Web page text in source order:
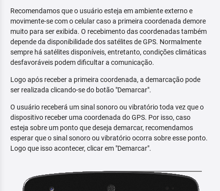
Recomendamos que o usuário esteja em ambiente externo e
movimente-se com o celular caso a primeira coordenada demore
muito para ser exibida. O recebimento das coordenadas também
depende da disponibilidade dos satélites de GPS. Normalmente
sempre há satélites disponíveis, entretanto, condições climáticas
desfavoráveis podem dificultar a comunicação.
Logo após receber a primeira coordenada, a demarcação pode
ser realizada clicando-se do botão "Demarcar".
O usuário receberá um sinal sonoro ou vibratório toda vez que o
dispositivo receber uma coordenada do GPS. Por isso, caso
esteja sobre um ponto que deseja demarcar, recomendamos
esperar que o sinal sonoro ou vibratório ocorra sobre esse ponto.
Logo que isso acontecer, clicar em "Demarcar".